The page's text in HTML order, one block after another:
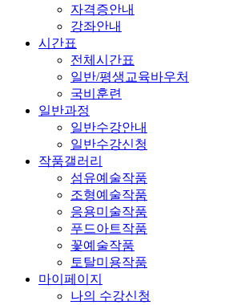
자격증안내
강좌안내
시간표
전체시간표
일반/평생교육바우처
국비훈련
일반과정
일반수강안내
일반수강신청
작품갤러리
섬유예술작품
조형예술작품
응용미술작품
푸드아트작품
꽃예술작품
토탈미용작품
마이페이지
나의 수강신청